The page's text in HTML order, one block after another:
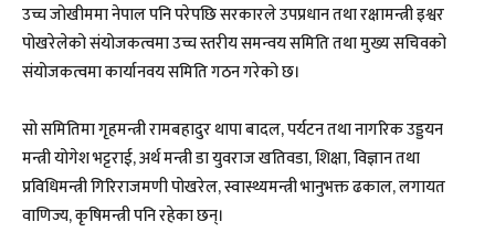
उच्च जोखीममा नेपाल पनि परेपछि सरकारले उपप्रधान तथा रक्षामन्त्री इश्वर
पोखरेलेको संयोजकत्वमा उच्च स्तरीय समन्वय समिति तथा मुख्य सचिवको
संयोजकत्वमा कार्यानवय समिति गठन गरेको छ।
सो समितिमा गृहमन्त्री रामबहादुर थापा बादल, पर्यटन तथा नागरिक उड्डयन
मन्त्री योगेश भट्टराई, अर्थ मन्त्री डा युवराज खतिवडा, शिक्षा, विज्ञान तथा
प्रविधिमन्त्री गिरिराजमणी पोखरेल, स्वास्थ्यमन्त्री भानुभक्त ढकाल, लगायत
वाणिज्य, कृषिमन्त्री पनि रहेका छन्।